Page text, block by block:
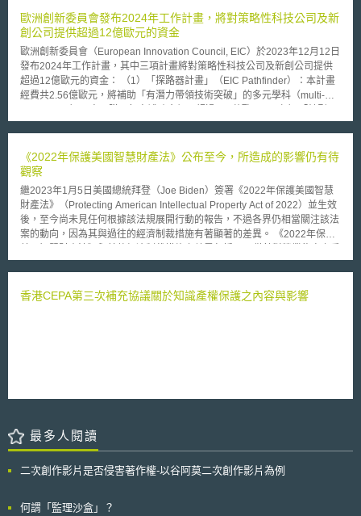
效地估計以每日為頻率之商業信心。2.SNS×AI礦工業生產預測指數
（SNS×AI鉱工業生産予測指数）：利用人工智慧選取有關工作和景氣之網
習」之手法，來預測「工業生產指數」。3.銷售點資訊管理系統（POS，
point-of-sale）家電量販店銷售趨勢指標（POS家電量販店動向指標）：透
過收集具有銷售點資訊管理系統（POS）的家用電子大型專賣店的銷售資
料，期待可以掌握每一日之「銷售趨勢」。 新的指數與既存統計指
立「Big Data-STATS」網站，以實驗性質公佈上述經濟指標，並廣泛收納
民眾意見以提高新指標的準確性。
歐洲創新委員會發布2024年工作計畫，將對策略性科技公司及新
創公司提供超過12億歐元的資金
歐洲創新委員會（European Innovation Council, EIC）於2023年12月12日
發布2024年工作計畫，其中三項計畫將對策略性科技公司及新創公司提供
超過12億歐元的資金： （1）「探路器計畫」（EIC Pathfinder）：本計畫
經費共2.56億歐元，將補助「有潛力帶領技術突破」的多元學科（multi-
計畫」（EIC Transition）：本計畫經費共0.94億歐元；「轉型器計畫」係
Council Proof of Concept projects）、「展望歐洲計畫」（Horizon
Europe）之研發成果銜接創新應用；此計畫每案補助金額不超過250萬歐
元，補助對象為「有能力創造新市場及促進顛覆性技術創新研發」的新創企
業及中小企業。此計畫每案補助金額為250萬歐元以下，但若由EIC基金進
行投資者，每案補助金額為50萬歐元至1500萬歐元。 除上述補助外，EIC
對於研發計畫管理亦扮演積極主動的角色，可協助受補助者連結歐盟境內外
《2022年保護美國智慧財產法》公布至今，所造成的影響仍有待
觀察
繼2023年1月5日美國總統拜登（Joe Biden）簽署《2022年保護美國智慧
財產法》（Protecting American Intellectual Property Act of 2022）並生效
後，至今尚未見任何根據該法規展開行動的報告，不過各界仍相當關注該法
案的動向，因為其與過往的經濟制裁措施有著顯著的差異。 《2022年保護
大竊盜，不包括其他智慧財產權如專利、著作權等； 2.未要求行為人主觀是
較少； 4.某些制裁措施具有強制性； 5.制裁的對象不僅包括竊取美國營業秘
《經濟間諜法》之標準是否相同？若不同，則差異為何？ 5.當事人或法院是
否知道判定營業秘密盜竊行為時該適用什麼證據標準？（法規僅規定由總統
決定） 6.法院能否將此類制裁措施作為其決策的一部分？ 儘管《2022年保
施合規的營業秘密保護政策與程序； 2.對員工進行教育訓練，使其瞭解有關
香港CEPA第三次補充協議關於知識產權保護之內容與影響
最多人閱讀
二次創作影片是否侵害著作權-以谷阿莫二次創作影片為例
何謂「監理沙盒」？